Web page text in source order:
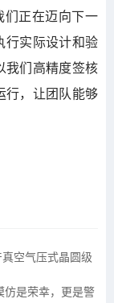
正在迈向下一
实际设计和验
我们高精度签核
行，让团队能够
空气压式晶圆级
仿是荣幸，更是警